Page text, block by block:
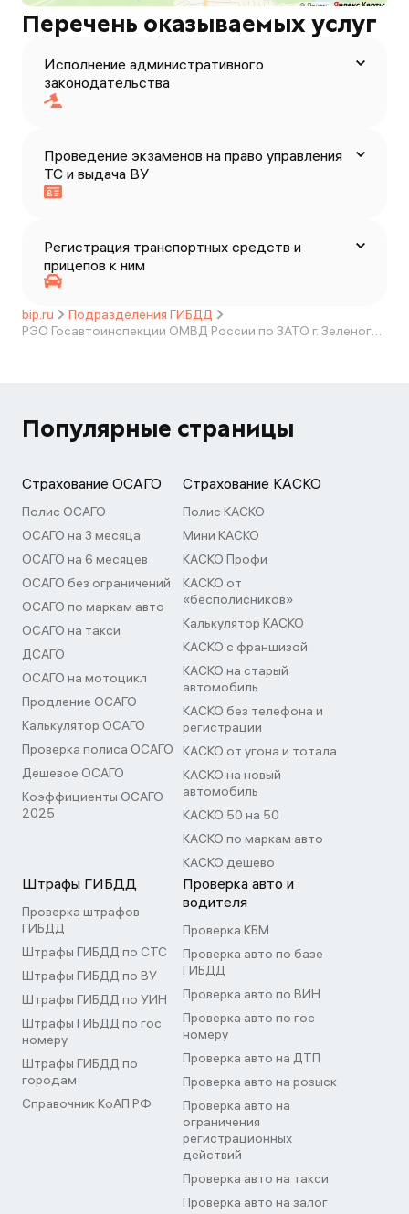
Перечень оказываемых услуг
Исполнение административного
законодательства
Проведение экзаменов на право управления
ТС и выдача ВУ
Регистрация транспортных средств и
прицепов к ним
bip.ru
Подразделения ГИБДД
РЭО Госавтоинспекции ОМВД России по ЗАТО г. Зеленогорск
Популярные страницы
Страхование ОСАГО
Полис ОСАГО
ОСАГО на 3 месяца
ОСАГО на 6 месяцев
ОСАГО без ограничений
ОСАГО по маркам авто
ОСАГО на такси
ДСАГО
ОСАГО на мотоцикл
Продление ОСАГО
Калькулятор ОСАГО
Проверка полиса ОСАГО
Дешевое ОСАГО
Коэффициенты ОСАГО
2025
Страхование КАСКО
Полис КАСКО
Мини КАСКО
КАСКО Профи
КАСКО от
«бесполисников»
Калькулятор КАСКО
КАСКО с франшизой
КАСКО на старый
автомобиль
КАСКО без телефона и
регистрации
КАСКО от угона и тотала
КАСКО на новый
автомобиль
КАСКО 50 на 50
КАСКО по маркам авто
КАСКО дешево
Штрафы ГИБДД
Проверка штрафов
ГИБДД
Штрафы ГИБДД по СТС
Штрафы ГИБДД по ВУ
Штрафы ГИБДД по УИН
Штрафы ГИБДД по гос
номеру
Штрафы ГИБДД по
городам
Справочник КоАП РФ
Проверка авто и
водителя
Проверка КБМ
Проверка авто по базе
ГИБДД
Проверка авто по ВИН
Проверка авто по гос
номеру
Проверка авто на ДТП
Проверка авто на розыск
Проверка авто на
ограничения
регистрационных
действий
Проверка авто на такси
Проверка авто на залог